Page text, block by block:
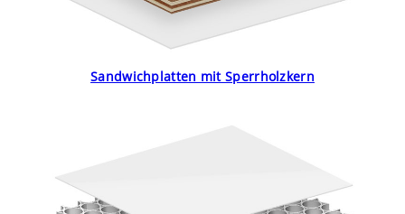
Sandwichplatten mit Sperrholzkern